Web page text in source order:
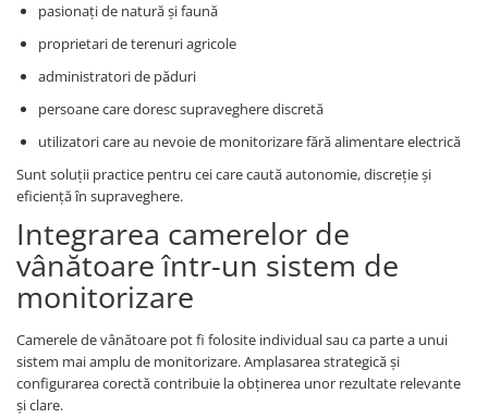
pasionați de natură și faună
proprietari de terenuri agricole
administratori de păduri
persoane care doresc supraveghere discretă
utilizatori care au nevoie de monitorizare fără alimentare electrică
Sunt soluții practice pentru cei care caută autonomie, discreție și
eficiență în supraveghere.
Integrarea camerelor de
vânătoare într-un sistem de
monitorizare
Camerele de vânătoare pot fi folosite individual sau ca parte a unui
sistem mai amplu de monitorizare. Amplasarea strategică și
configurarea corectă contribuie la obținerea unor rezultate relevante
și clare.